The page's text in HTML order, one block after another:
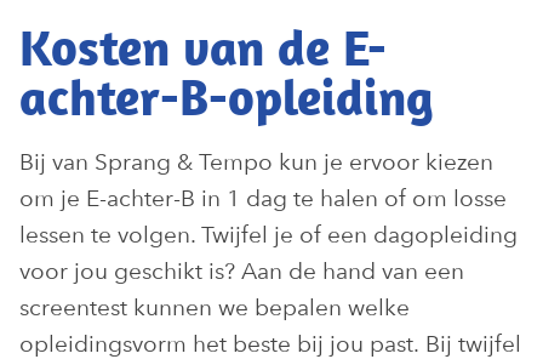
Kosten van de E-
achter-B-opleiding
Bij van Sprang & Tempo kun je ervoor kiezen
om je E-achter-B in 1 dag te halen of om losse
lessen te volgen. Twijfel je of een dagopleiding
voor jou geschikt is? Aan de hand van een
screentest kunnen we bepalen welke
opleidingsvorm het beste bij jou past. Bij twijfel